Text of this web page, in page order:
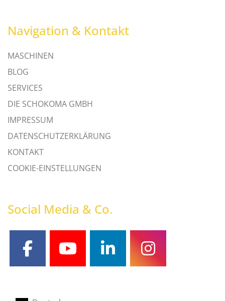
Navigation & Kontakt
MASCHINEN
BLOG
SERVICES
DIE SCHOKOMA GMBH
IMPRESSUM
DATENSCHUTZERKLÄRUNG
KONTAKT
COOKIE-EINSTELLUNGEN
Social Media & Co.
facebookyoutubelinkedininstagram